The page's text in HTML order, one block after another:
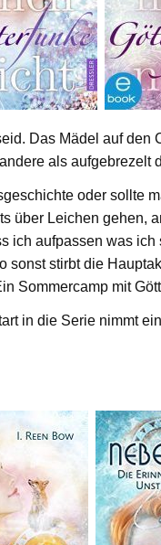
Das Mädel auf den
als aufgebrezelt
oder sollte
über Leichen gehen,
ich aufpassen was
sonst stirbt die
Sommercamp mit
in die Serie nimmt